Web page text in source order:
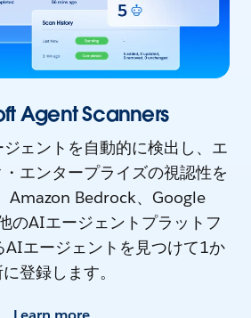
Agent Scanners
ェントを自動的に検出し、エ
エンタープライズの視認性を
Amazon Bedrock、Google
のAIエージェントプラットフ
AIエージェントを見つけて1か
登録します。